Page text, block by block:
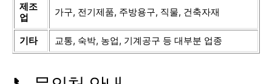
제조
업
가구, 전기제품, 주방용구, 직물, 건축자재
기타 교통, 숙박, 농업, 기계공구 등 대부분 업종